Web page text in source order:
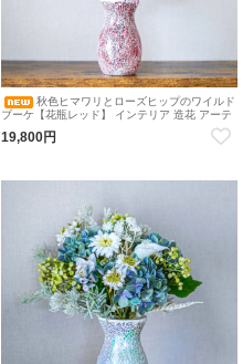
秋色ヒマワリとローズヒップのワイルド
ブーケ【花瓶レッド】 インテリア 造花 アーテ
ィフィシャルフラワー 花瓶付ブーケ 花瓶アレ
ンジメント
19,800円